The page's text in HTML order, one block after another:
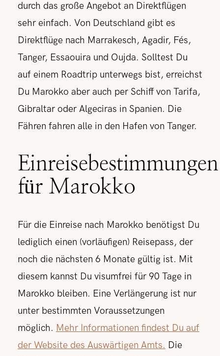
durch das große Angebot an Direktflügen
sehr einfach. Von Deutschland gibt es
Direktflüge nach Marrakesch, Agadir, Fés,
Tanger, Essaouira und Oujda. Solltest Du
auf einem Roadtrip unterwegs bist, erreichst
Du Marokko aber auch per Schiff von Tarifa,
Gibraltar oder Algeciras in Spanien. Die
Fähren fahren alle in den Hafen von Tanger.
Einreisebestimmungen
für Marokko
Für die Einreise nach Marokko benötigst Du
lediglich einen (vorläufigen) Reisepass, der
noch die nächsten 6 Monate gültig ist. Mit
diesem kannst Du visumfrei für 90 Tage in
Marokko bleiben. Eine Verlängerung ist nur
unter bestimmten Voraussetzungen
möglich. Mehr Informationen findest Du auf
der Website des Auswärtigen Amts. Die